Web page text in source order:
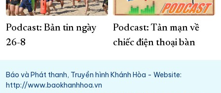
Podcast: Bản tin ngày
26-8
Podcast: Tản mạn về
chiếc điện thoại bàn
Báo và Phát thanh, Truyền hình Khánh Hòa - Website:
http://www.baokhanhhoa.vn